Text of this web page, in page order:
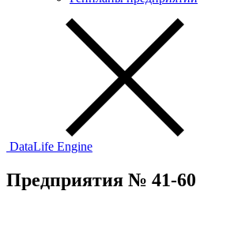
DataLife Engine
Предприятия № 41-60